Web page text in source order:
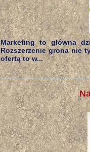
Marketing to główna
Rozszerzenie grona nie
ofertą to w...